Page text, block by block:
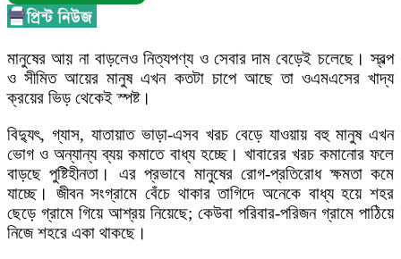
মানুষের আয় না বাড়লেও নিত্যপণ্য ও সেবার দাম বেড়েই চলেছে। স্বল্প
ও সীমিত আয়ের মানুষ এখন কতটা চাপে আছে তা ওএমএসের খাদ্য
ক্রয়ের ভিড় থেকেই স্পষ্ট।
বিদ্যুৎ, গ্যাস, যাতায়াত ভাড়া-এসব খরচ বেড়ে যাওয়ায় বহু মানুষ এখন
ভোগ ও অন্যান্য ব্যয় কমাতে বাধ্য হচ্ছে। খাবারের খরচ কমানোর ফলে
বাড়ছে পুষ্টিহীনতা। এর প্রভাবে মানুষের রোগ-প্রতিরোধ ক্ষমতা কমে
যাচ্ছে। জীবন সংগ্রামে বেঁচে থাকার তাগিদে অনেকে বাধ্য হয়ে শহর
ছেড়ে গ্রামে গিয়ে আশ্রয় নিয়েছে; কেউবা পরিবার-পরিজন গ্রামে পাঠিয়ে
নিজে শহরে একা থাকছে।